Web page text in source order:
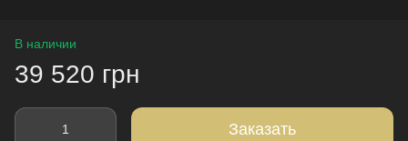
В наличии
39 520 грн
Заказать